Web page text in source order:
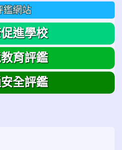
鑑網站
進學校
育評鑑
全評鑑